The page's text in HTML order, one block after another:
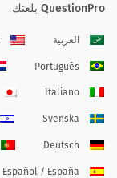
QuestionPro بلغتك
العربية
Português
Italiano
Svenska
Deutsch
Español / España